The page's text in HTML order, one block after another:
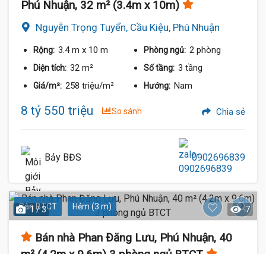
Phú Nhuận, 32 m² (3.4m x 10m)
Nguyễn Trọng Tuyển, Cầu Kiệu, Phú Nhuận
Rộng: 3.4 m x 10 m Phòng ngủ: 2 phòng
Diện tích: 32 m² Số tầng: 3 tầng
Giá/m²: 258 triệu/m² Hướng: Nam
8 tỷ 550 triệu So sánh Chia sẻ
Bảy BĐS 0902696839
Sàn BTCT Hẻm (3 m)
1 / 3 7
Bán nhà Phan Đăng Lưu, Phú Nhuận, 40